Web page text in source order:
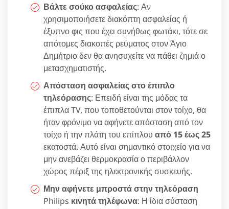
Βάλτε σούκο ασφαλείας: Αν
χρησιμοποιήσετε διακόπτη ασφαλείας ή
έξυπνο φις που έχει συνήθως φωτάκι, τότε σε
απότομες διακοπές ρεύματος στον Άγιο
Δημήτριο δεν θα ανησυχείτε να πάθει ζημιά ο
μετασχηματιστής.
Απόσταση ασφαλείας στο έπιπλο
τηλεόρασης: Επειδή είναι της μόδας τα
έπιπλα TV, που τοποθετούνται στον τοίχο, θα
ήταν φρόνιμο να αφήνετε απόσταση από τον
τοίχο ή την πλάτη του επίπλου από 15 έως 25
εκατοστά. Αυτό είναι σημαντικό στοιχείο για να
μην ανεβάζει θερμοκρασία ο περιβάλλον
χώρος πέριξ της ηλεκτρονικής συσκευής.
Μην αφήνετε μπροστά στην τηλεόραση
Philips κινητά τηλέφωνα: Η ίδια σύσταση